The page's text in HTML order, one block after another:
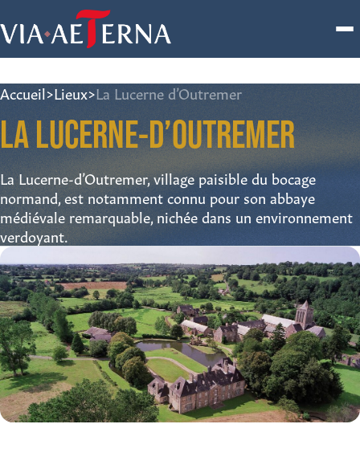
Accueil>Lieux>La Lucerne d’Outremer
LA LUCERNE-D’OUTREMER
La Lucerne-d’Outremer, village paisible du bocage
normand, est notamment connu pour son abbaye
médiévale remarquable, nichée dans un environnement
verdoyant.